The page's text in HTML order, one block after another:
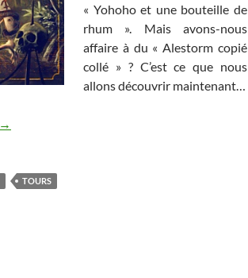
« Yohoho et une bouteille de
rhum ». Mais avons-nous
affaire à du « Alestorm copié
collé » ? C’est ce que nous
allons découvrir maintenant…
Toter Fisch – Yemaya
→
TOURS